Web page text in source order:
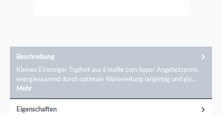
Beschreibung
Kleines Einsteiger Topfset aus Emaille zum Super Angebotspreis.
energiesparend durch optimale Wämeleitung langlebig und gla…
Mehr
Eigenschaften